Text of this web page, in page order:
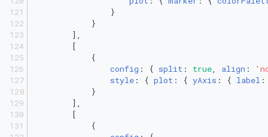
                }
            }
        ],
        [
            {
config : { split : true align :
style : { plot : { yAxis : { label
            }
        ],
        [
            {